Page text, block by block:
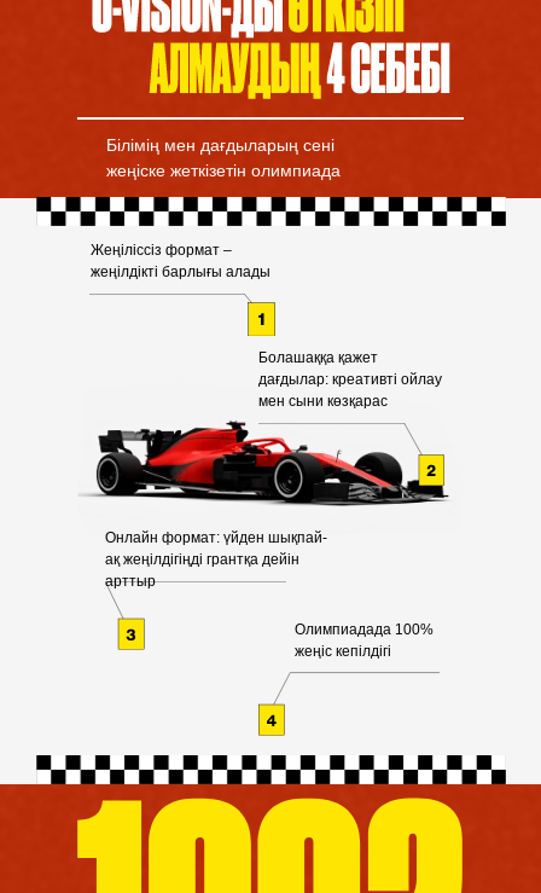
Олимпиадада 100%
жеңіс кепілдігі
Онлайн формат: үйден шықпай-
ақ жеңілдігіңді грантқа дейін
арттыр
Білімің мен дағдыларың сені
жеңіске жеткізетін олимпиада
Жеңіліссіз формат –
жеңілдікті барлығы алады
Болашаққа қажет
дағдылар: креативті ойлау
мен сыни көзқарас